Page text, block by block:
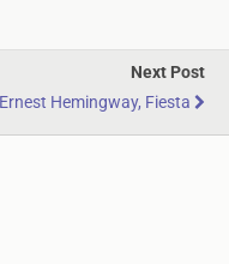
Next Post
Ernest Hemingway, Fiesta